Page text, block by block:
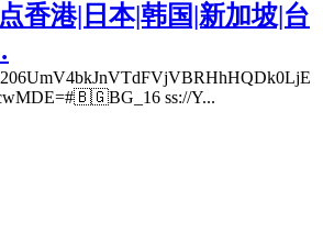
香港|日本|韩国|新加坡|台
ss://Y...